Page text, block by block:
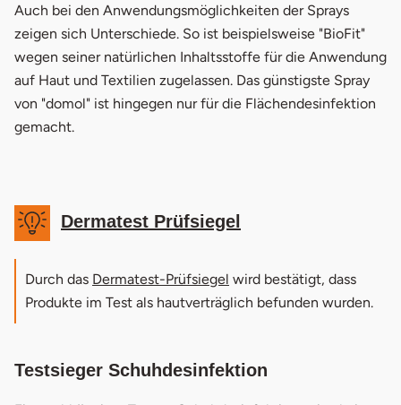
Auch bei den Anwendungsmöglichkeiten der Sprays
zeigen sich Unterschiede. So ist beispielsweise "BioFit"
wegen seiner natürlichen Inhaltsstoffe für die Anwendung
auf Haut und Textilien zugelassen. Das günstigste Spray
von "domol" ist hingegen nur für die Flächendesinfektion
gemacht.
Dermatest Prüfsiegel
Durch das Dermatest-Prüfsiegel öffnet in neuem Fenster
wird bestätigt, dass
Produkte im Test als hautverträglich befunden wurden.
Testsieger Schuhdesinfektion